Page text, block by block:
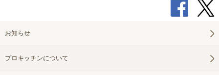
お知らせ
プロキッチンについて